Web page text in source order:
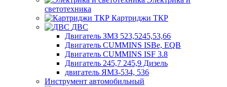
светотехника
Картриджи ТКР
ДВС
Двигатель ЗМЗ 523,5245,53,66
Двигатель CUMMINS ISBe, EQB
Двигатель CUMMINS ISF 3.8
Двигатель 245,7 245,9 Дизель
двигатель ЯМЗ-534, 536
Инструмент автомобильный